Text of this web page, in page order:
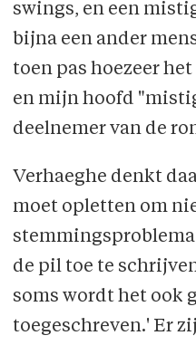
swings, en een
bijna een ander
toen pas hoezeer
en mijn hoofd
deelnemer van de
Verhaeghe denkt
moet opletten om
de pil toe te
soms wordt het ook
toegeschreven.' Er